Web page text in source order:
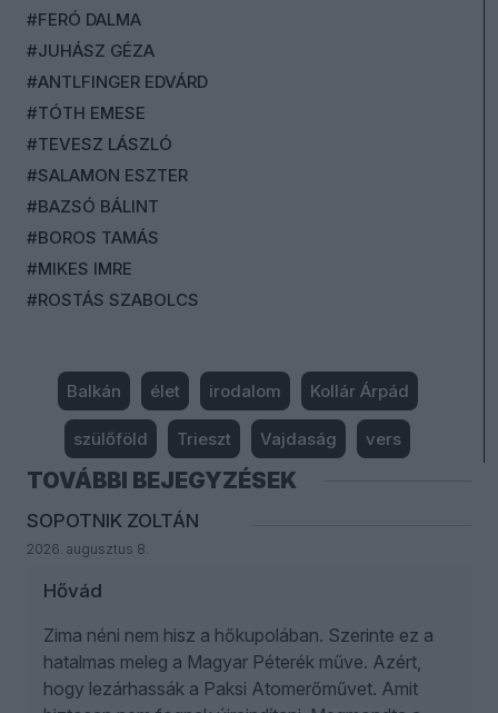
#FERÓ DALMA
#JUHÁSZ GÉZA
#ANTLFINGER EDVÁRD
#TÓTH EMESE
#TEVESZ LÁSZLÓ
#SALAMON ESZTER
#BAZSÓ BÁLINT
#BOROS TAMÁS
#MIKES IMRE
#ROSTÁS SZABOLCS
Balkán élet irodalom Kollár Árpád
szülőföld Trieszt Vajdaság vers
TOVÁBBI BEJEGYZÉSEK
SOPOTNIK ZOLTÁN
2026. augusztus 8.
Hővád
Zima néni nem hisz a hőkupolában. Szerinte ez a
hatalmas meleg a Magyar Péterék műve. Azért,
hogy lezárhassák a Paksi Atomerőművet. Amit